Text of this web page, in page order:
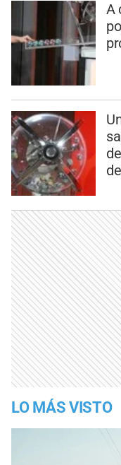
A
LO MÁS VISTO